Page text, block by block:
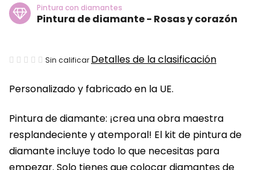
Personalizado y fabricado en la UE.
Pintura de diamante: ¡crea una obra maestra
resplandeciente y atemporal! El kit de pintura de
diamante incluye todo lo que necesitas para
Pintura con diamantes
Pintura de diamante - Rosas y corazón
La
media
producto
es
de
Sin calificar Detalles de la clasificación